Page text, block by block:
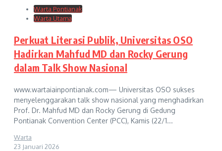
Warta Pontianak
Warta Utama
Perkuat Literasi Publik, Universitas OSO
Hadirkan Mahfud MD dan Rocky Gerung
dalam Talk Show Nasional
www.wartaiainpontianak.com— Universitas OSO sukses
menyelenggarakan talk show nasional yang menghadirkan
Prof. Dr. Mahfud MD dan Rocky Gerung di Gedung
Pontianak Convention Center (PCC), Kamis (22/1...
Warta
23 Januari 2026